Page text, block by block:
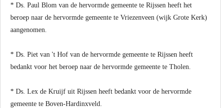
* Ds. Paul Blom van de hervormde gemeente te Rijssen heeft het
beroep naar de hervormde gemeente te Vriezenveen (wijk Grote Kerk)
aangenomen.
* Ds. Piet van 't Hof van de hervormde gemeente te Rijssen heeft
bedankt voor het beroep naar de hervormde gemeente te Tholen.
* Ds. Lex de Kruijf uit Rijssen heeft bedankt voor de hervormde
gemeente te Boven-Hardinxveld.